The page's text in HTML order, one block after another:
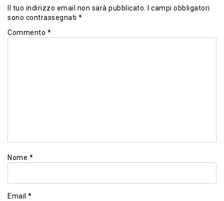
Il tuo indirizzo email non sarà pubblicato. I campi obbligatori
sono contrassegnati *
Commento *
Nome *
Email *